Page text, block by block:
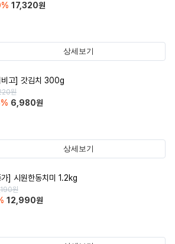
% 17,320원
상세보기
비고] 갓김치 300g
원
% 6,980원
상세보기
가] 시원한동치미 1.2kg
원
12,990원